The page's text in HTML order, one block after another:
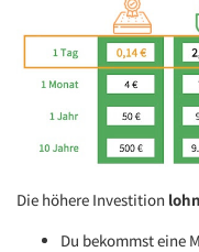
Die höhere Investition
Du bekommst eine